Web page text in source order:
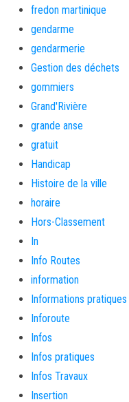
fredon martinique
gendarme
gendarmerie
Gestion des déchets
gommiers
Grand'Rivière
grande anse
gratuit
Handicap
Histoire de la ville
horaire
Hors-Classement
In
Info Routes
information
Informations pratiques
Inforoute
Infos
Infos pratiques
Infos Travaux
Insertion